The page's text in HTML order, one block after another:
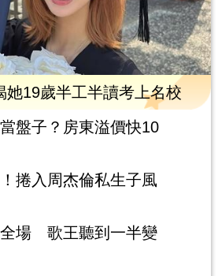
19歲半工半讀考上名校
盤子？房東溢價快10
捲入周杰倫私生子風
場 歌王聽到一半變